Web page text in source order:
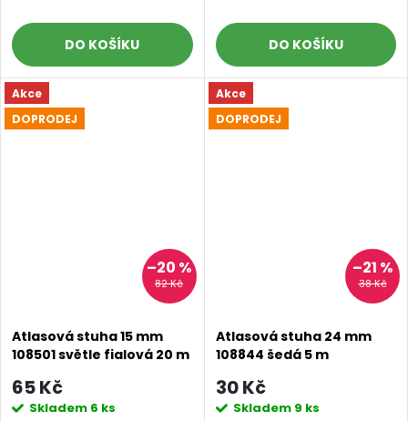
DO KOŠÍKU DO KOŠÍKU
Akce
DOPRODEJ
82 Kč
–20 %
Atlasová stuha 15 mm
108501 světle fialová 20 m
65 Kč
Skladem 6 ks
Akce
DOPRODEJ
38 Kč
–21 %
Atlasová stuha 24 mm
108844 šedá 5 m
30 Kč
Skladem 9 ks